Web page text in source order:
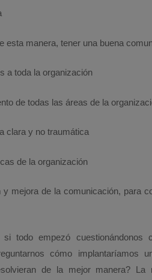
esta manera, tener una buena
a toda la organización
de todas las áreas de la
clara y no traumática
de la organización
mejora de la comunicación, para
si todo empezó
cómo implantaríamos
de la mejor manera? La